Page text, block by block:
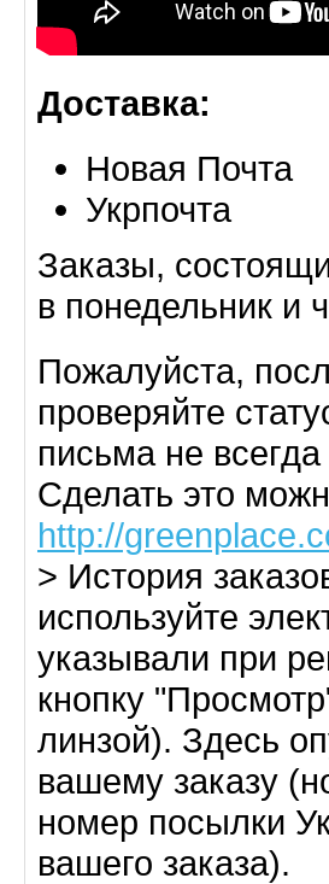
Доставка:
Новая Почта
Укрпочта
Заказы,
в понедельник и
Пожалуйста,
проверяйте
письма не
Сделать это
http://
> История
используйте
указывали при
кнопку
линзой). Здесь
вашему заказу
номер посылки
вашего заказа).